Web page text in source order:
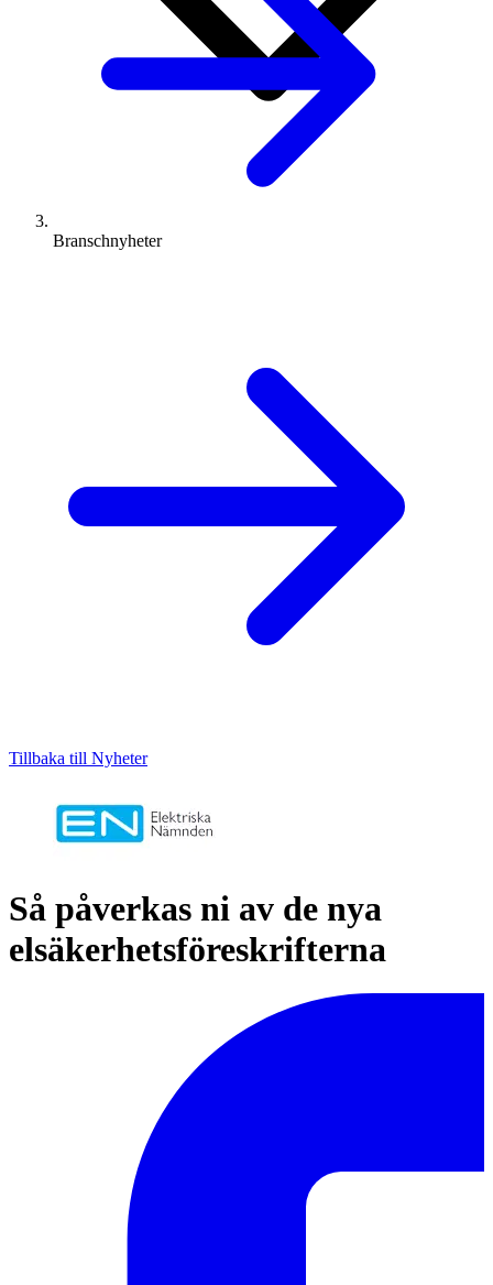
Branschnyheter
Tillbaka till Nyheter
Så påverkas ni av de nya
elsäkerhetsföreskrifterna